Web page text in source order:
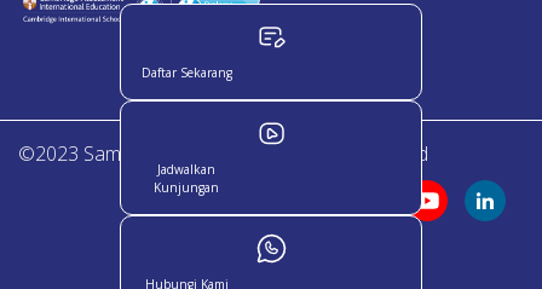
©2023 Sampoerna Academy. All Right Reserved
Daftar Sekarang
Jadwalkan
Kunjungan
Hubungi Kami